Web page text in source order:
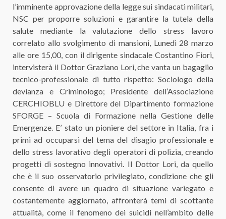
l’imminente approvazione della legge sui sindacati militari,
NSC per proporre soluzioni e garantire la tutela della
salute mediante la valutazione dello stress lavoro
correlato allo svolgimento di mansioni, Lunedì 28 marzo
alle ore 15,00, con il dirigente sindacale Costantino Fiori,
intervisterà il Dottor Graziano Lori, che vanta un bagaglio
tecnico-professionale di tutto rispetto: Sociologo della
devianza e Criminologo; Presidente dell’Associazione
CERCHIOBLU e Direttore del Dipartimento formazione
SFORGE – Scuola di Formazione nella Gestione delle
Emergenze. E’ stato un pioniere del settore in Italia, fra i
primi ad occuparsi del tema del disagio professionale e
dello stress lavorativo degli operatori di polizia, creando
progetti di sostegno innovativi. Il Dottor Lori, da quello
che è il suo osservatorio privilegiato, condizione che gli
consente di avere un quadro di situazione variegato e
costantemente aggiornato, affronterà temi di scottante
attualità, come il fenomeno dei suicidi nell’ambito delle